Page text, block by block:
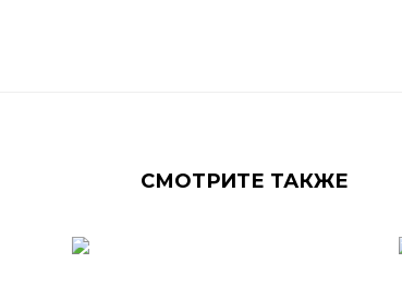
СМОТРИТЕ ТАКЖЕ